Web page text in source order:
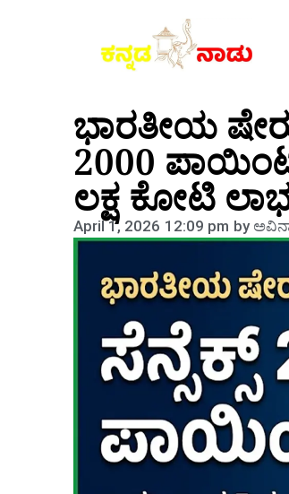
ಭಾರತೀಯ
2000
ಲಕ್ಷ ಕೋಟಿ
April 1, 2026 12:09 pm by